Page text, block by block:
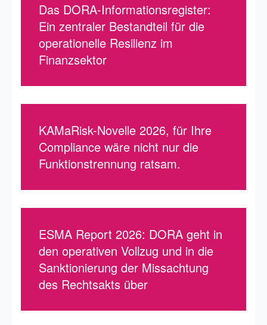
Das DORA-Informationsregister:
Ein zentraler Bestandteil für die
operationelle Resilienz im
Finanzsektor
KAMaRisk-Novelle 2026, für Ihre
Compliance wäre nicht nur die
Funktionstrennung ratsam.
ESMA Report 2026: DORA geht in
den operativen Vollzug und in die
Sanktionierung der Missachtung
des Rechtsakts über